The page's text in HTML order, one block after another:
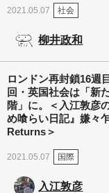
2021.05.07 社会
柳井政和
ロンドン再封鎖16週
回・英国社会は「新
階」に。＜入江敦彦
め喰らい日記』嫌々
Returns＞
2021.05.07 国際
入江敦彦